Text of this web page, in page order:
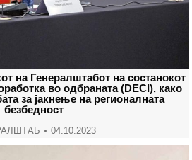
на Генералштабот на состанокот
во одбраната (DECI), како
за јакнење на регионалната
безбедност
04.10.2023